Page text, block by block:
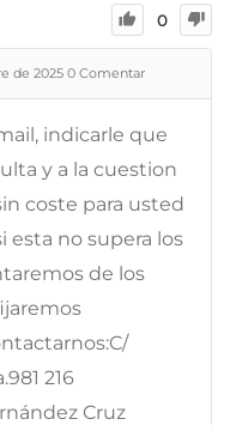
0
de 2025 0 Comentar
indicarle que
y a la cuestion
coste para usted
esta no supera los
de los
216
Cruz